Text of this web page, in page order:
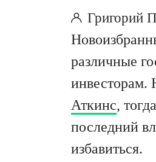
Григорий
различные
инвесторам.
Аткинс,
последний
избавиться.